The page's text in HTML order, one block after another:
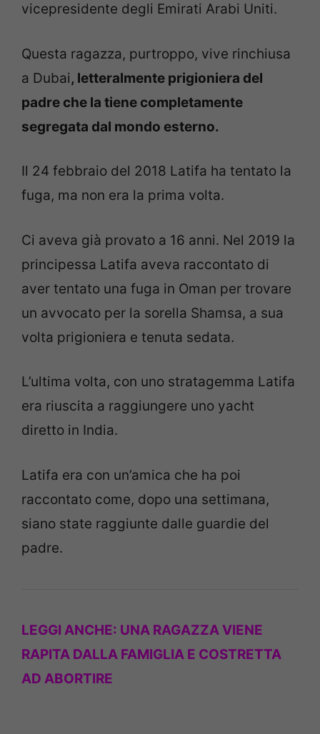
vicepresidente degli Emirati Arabi Uniti.
Questa ragazza, purtroppo, vive rinchiusa
a Dubai, letteralmente prigioniera del
padre che la tiene completamente
segregata dal mondo esterno.
Il 24 febbraio del 2018 Latifa ha tentato la
fuga, ma non era la prima volta.
Ci aveva già provato a 16 anni. Nel 2019 la
principessa Latifa aveva raccontato di
aver tentato una fuga in Oman per trovare
un avvocato per la sorella Shamsa, a sua
volta prigioniera e tenuta sedata.
L’ultima volta, con uno stratagemma Latifa
era riuscita a raggiungere uno yacht
diretto in India.
Latifa era con un’amica che ha poi
raccontato come, dopo una settimana,
siano state raggiunte dalle guardie del
padre.
LEGGI ANCHE: UNA RAGAZZA VIENE
RAPITA DALLA FAMIGLIA E COSTRETTA
AD ABORTIRE